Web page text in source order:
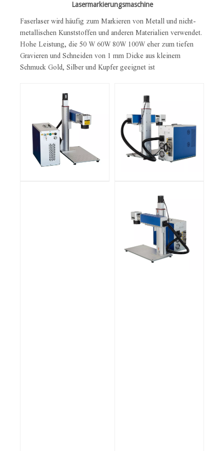
Lasermarkierungsmaschine
Faserlaser wird häufig zum Markieren von Metall und nicht-
metallischen Kunststoffen und anderen Materialien verwendet.
Hohe Leistung, die 50 W 60W 80W 100W eher zum tiefen
Gravieren und Schneiden von 1 mm Dicke aus kleinem
Schmuck Gold, Silber und Kupfer geeignet ist